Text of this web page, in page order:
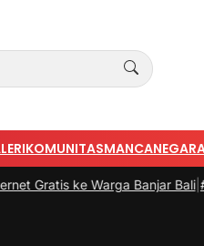
KOMUNITAS
Warga Banjar Bali|#3 -Isu